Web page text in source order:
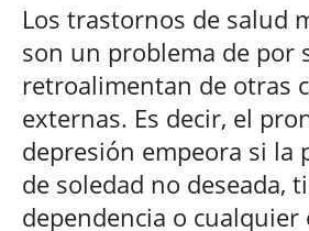
Los trastornos de salud
son un problema de por
retroalimentan de otras
externas. Es decir, el
depresión empeora si la
de soledad no deseada,
dependencia o